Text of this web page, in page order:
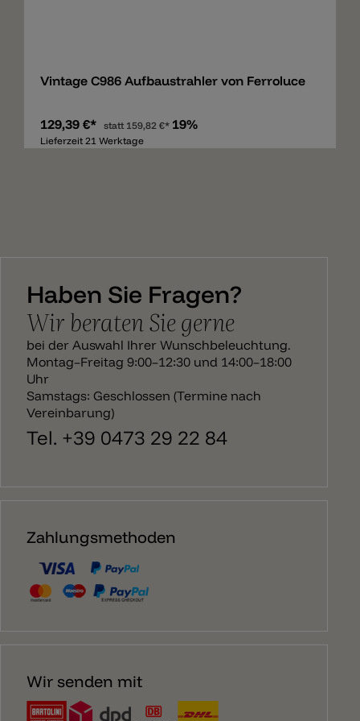
Vintage C986 Aufbaustrahler von Ferroluce
129,39 €* statt 159,82 €* 19%
Lieferzeit 21 Werktage
Haben Sie Fragen?
Wir beraten Sie gerne
bei der Auswahl Ihrer Wunschbeleuchtung.
Montag–Freitag 9:00–12:30 und 14:00–18:00
Uhr
Samstags: Geschlossen (Termine nach
Vereinbarung)
Tel. +39 0473 29 22 84
Zahlungsmethoden
Wir senden mit